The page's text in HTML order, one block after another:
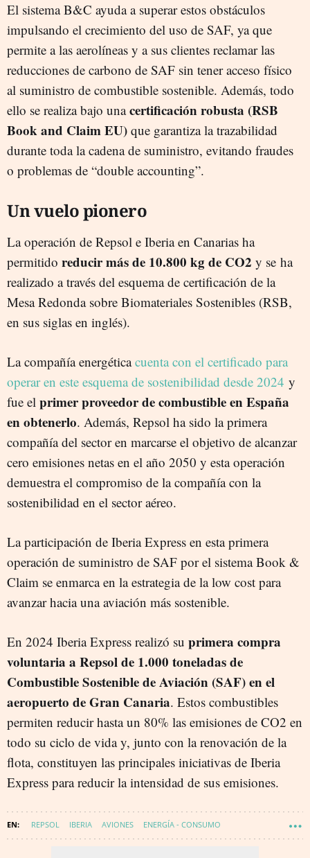
El sistema B&C ayuda a superar estos obstáculos
impulsando el crecimiento del uso de SAF, ya que
permite a las aerolíneas y a sus clientes reclamar las
reducciones de carbono de SAF sin tener acceso físico
al suministro de combustible sostenible. Además, todo
ello se realiza bajo unacertificación robusta (RSB
Book and Claim EU) que garantiza la trazabilidad
durante toda la cadena de suministro, evitando fraudes
o problemas de “double accounting”.
Un vuelo pionero
La operación de Repsol e Iberia en Canarias ha
permitido reducir más de 10.800 kg de CO2 y se ha
realizado a través del esquema de certificación de la
Mesa Redonda sobre Biomateriales Sostenibles (RSB,
en sus siglas en inglés).
La compañía energéticacuenta con el certificado para
operar en este esquema de sostenibilidad desde 2024 y
fue el primer proveedor de combustible en España
en obtenerlo. Además, Repsol ha sido la primera
compañía del sector en marcarse el objetivo de alcanzar
cero emisiones netas en el año 2050 y esta operación
demuestra el compromiso de la compañía con la
sostenibilidad en el sector aéreo.
La participación de Iberia Express en esta primera
operación de suministro de SAF por el sistema Book &
Claim se enmarca en la estrategia de la low cost para
avanzar hacia una aviación más sostenible.
En 2024 Iberia Express realizó su primera compra
voluntaria a Repsol de 1.000 toneladas de
Combustible Sostenible de Aviación (SAF) en el
aeropuerto de Gran Canaria. Estos combustibles
permiten reducir hasta un 80% las emisiones de CO2 en
todo su ciclo de vida y, junto con la renovación de la
flota, constituyen las principales iniciativas de Iberia
Express para reducir la intensidad de sus emisiones.
REPSOL IBERIA AVIONES ENERGÍA - CONSUMO